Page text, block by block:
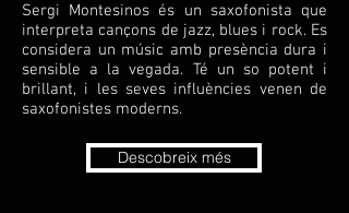
Sergi Montesinos és un saxofonista que
interpreta cançons de jazz, blues i rock. Es
considera un músic amb presència dura i
sensible a la vegada. Té un so potent i
brillant, i les seves influències venen de
saxofonistes moderns.
Descobreix més